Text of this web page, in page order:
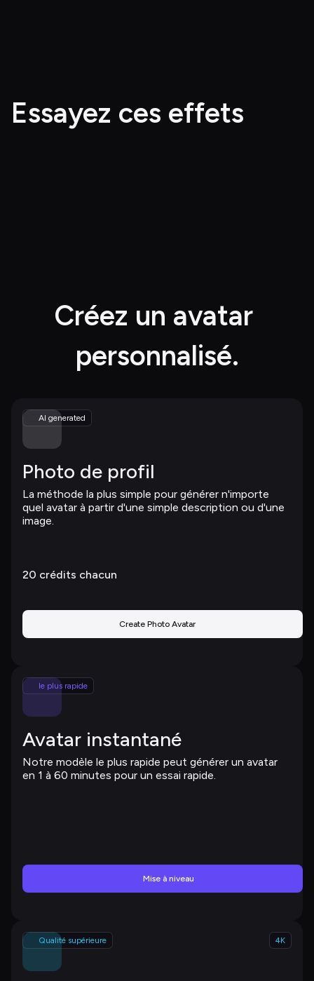
Essayez ces effets
Créez un avatar
personnalisé.
AI generated
Photo de profil
La méthode la plus simple pour générer n'importe
quel avatar à partir d'une simple description ou d'une
image.
20 crédits chacun
Create Photo Avatar
le plus rapide
Avatar instantané
Notre modèle le plus rapide peut générer un avatar
en 1 à 60 minutes pour un essai rapide.
Mise à niveau
Qualité supérieure 4K